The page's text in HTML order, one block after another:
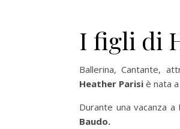
I figli di
Ballerina, Cantante,
Heather Parisi è nata
Durante una vacanza
Baudo.